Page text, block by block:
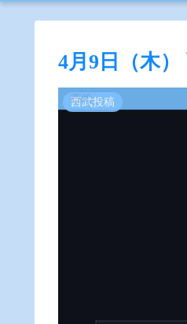
4月9日（木
西武投稿